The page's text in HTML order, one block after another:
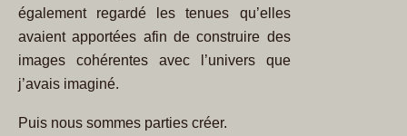
également regardé les tenues qu’elles
avaient apportées afin de construire des
images cohérentes avec l’univers que
j’avais imaginé.
Puis nous sommes parties créer.